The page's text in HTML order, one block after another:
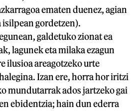
ematen duenez, agian
gordetzen).
galdetuko zionat ea
lagunek eta milaka ezagun
ilusioa areagotzeko urte
Izan ere, horra hor iritzi
mundutarrak ados jartzeko gai
ebidentzia; hain dun ederra